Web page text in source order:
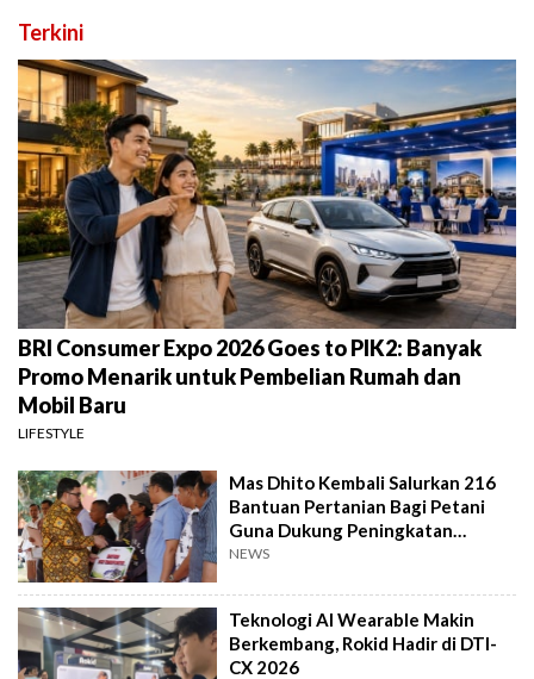
Terkini
BRI Consumer Expo 2026 Goes to PIK2: Banyak
Promo Menarik untuk Pembelian Rumah dan
Mobil Baru
LIFESTYLE
Mas Dhito Kembali Salurkan 216
Bantuan Pertanian Bagi Petani
Guna Dukung Peningkatan
Produksi
NEWS
Teknologi AI Wearable Makin
Berkembang, Rokid Hadir di DTI-
CX 2026